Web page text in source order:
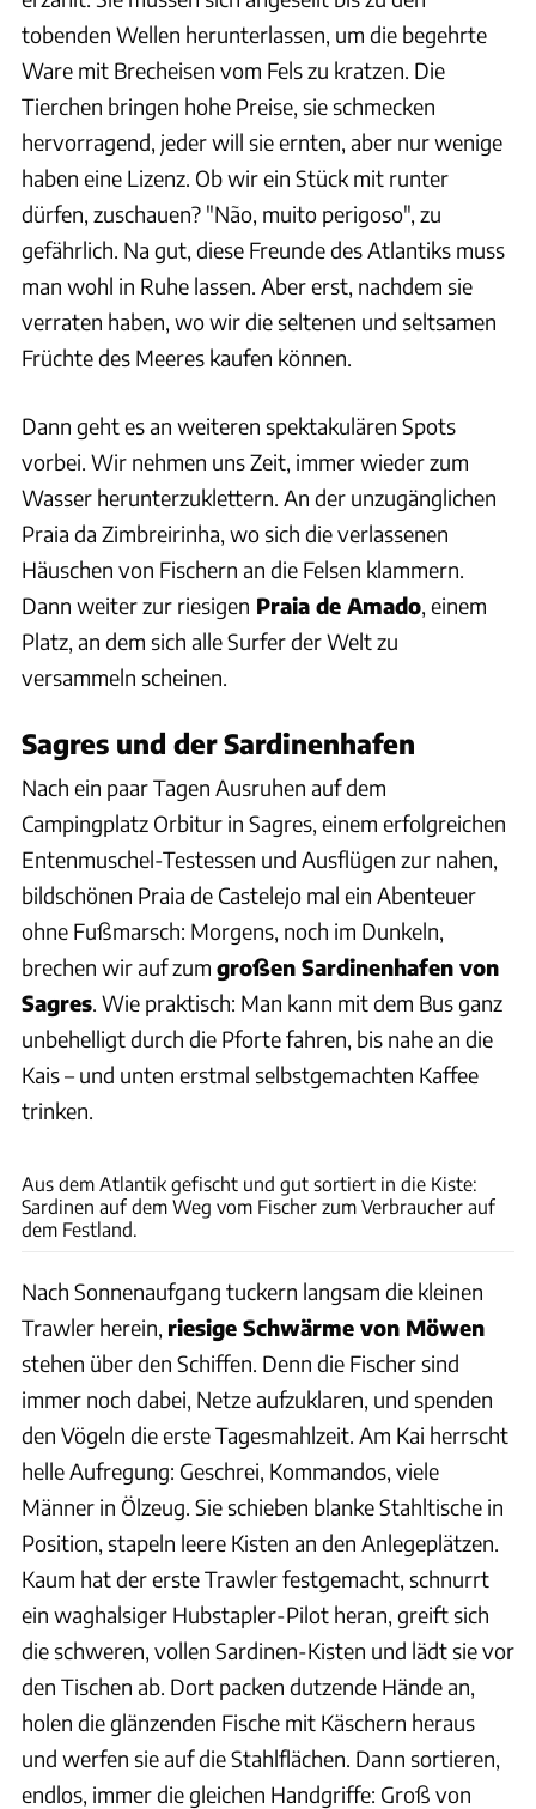
tobenden Wellen herunterlassen, um die begehrte
Ware mit Brecheisen vom Fels zu kratzen. Die
Tierchen bringen hohe Preise, sie schmecken
hervorragend, jeder will sie ernten, aber nur wenige
haben eine Lizenz. Ob wir ein Stück mit runter
dürfen, zuschauen? "Não, muito perigoso", zu
gefährlich. Na gut, diese Freunde des Atlantiks muss
man wohl in Ruhe lassen. Aber erst, nachdem sie
verraten haben, wo wir die seltenen und seltsamen
Früchte des Meeres kaufen können.
Dann geht es an weiteren spektakulären Spots
vorbei. Wir nehmen uns Zeit, immer wieder zum
Wasser herunterzuklettern. An der unzugänglichen
Praia da Zimbreirinha, wo sich die verlassenen
Häuschen von Fischern an die Felsen klammern.
Dann weiter zur riesigen Praia de Amado, einem
Platz, an dem sich alle Surfer der Welt zu
versammeln scheinen.
Sagres und der Sardinenhafen
Nach ein paar Tagen Ausruhen auf dem
Campingplatz Orbitur in Sagres, einem erfolgreichen
Entenmuschel-Testessen und Ausflügen zur nahen,
bildschönen Praia de Castelejo mal ein Abenteuer
ohne Fußmarsch: Morgens, noch im Dunkeln,
brechen wir auf zum großen Sardinenhafen von
Sagres. Wie praktisch: Man kann mit dem Bus ganz
unbehelligt durch die Pforte fahren, bis nahe an die
Kais – und unten erstmal selbstgemachten Kaffee
trinken.
Aus dem Atlantik gefischt und gut sortiert in die Kiste:
Sardinen auf dem Weg vom Fischer zum Verbraucher auf
dem Festland.
Nach Sonnenaufgang tuckern langsam die kleinen
Trawler herein, riesige Schwärme von Möwen
stehen über den Schiffen. Denn die Fischer sind
immer noch dabei, Netze aufzuklaren, und spenden
den Vögeln die erste Tagesmahlzeit. Am Kai herrscht
helle Aufregung: Geschrei, Kommandos, viele
Männer in Ölzeug. Sie schieben blanke Stahltische in
Position, stapeln leere Kisten an den Anlegeplätzen.
Kaum hat der erste Trawler festgemacht, schnurrt
ein waghalsiger Hubstapler-Pilot heran, greift sich
die schweren, vollen Sardinen-Kisten und lädt sie vor
den Tischen ab. Dort packen dutzende Hände an,
holen die glänzenden Fische mit Käschern heraus
und werfen sie auf die Stahlflächen. Dann sortieren,
endlos, immer die gleichen Handgriffe: Groß von